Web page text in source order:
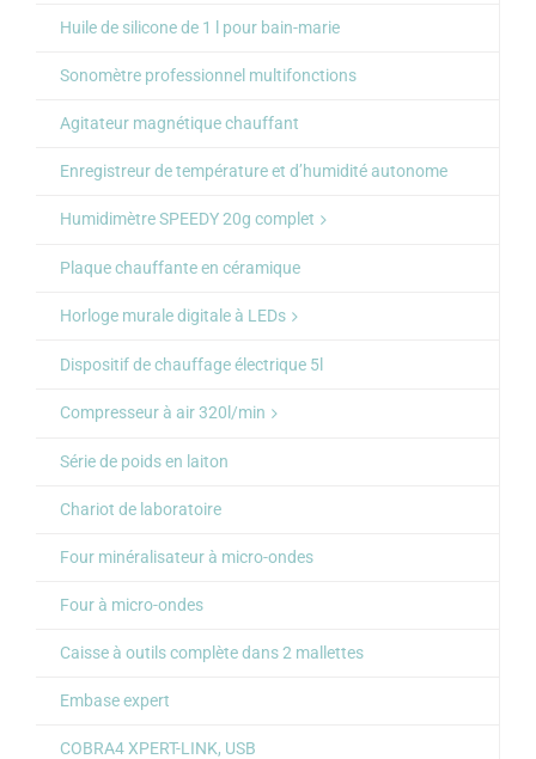
Huile de silicone de 1 l pour bain-marie
Sonomètre professionnel multifonctions
Agitateur magnétique chauffant
Enregistreur de température et d’humidité autonome
Humidimètre SPEEDY 20g complet
Plaque chauffante en céramique
Horloge murale digitale à LEDs
Dispositif de chauffage électrique 5l
Compresseur à air 320l/min
Série de poids en laiton
Chariot de laboratoire
Four minéralisateur à micro-ondes
Four à micro-ondes
Caisse à outils complète dans 2 mallettes
Embase expert
COBRA4 XPERT-LINK, USB